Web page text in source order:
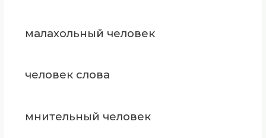
малахольный человек
человек слова
мнительный человек